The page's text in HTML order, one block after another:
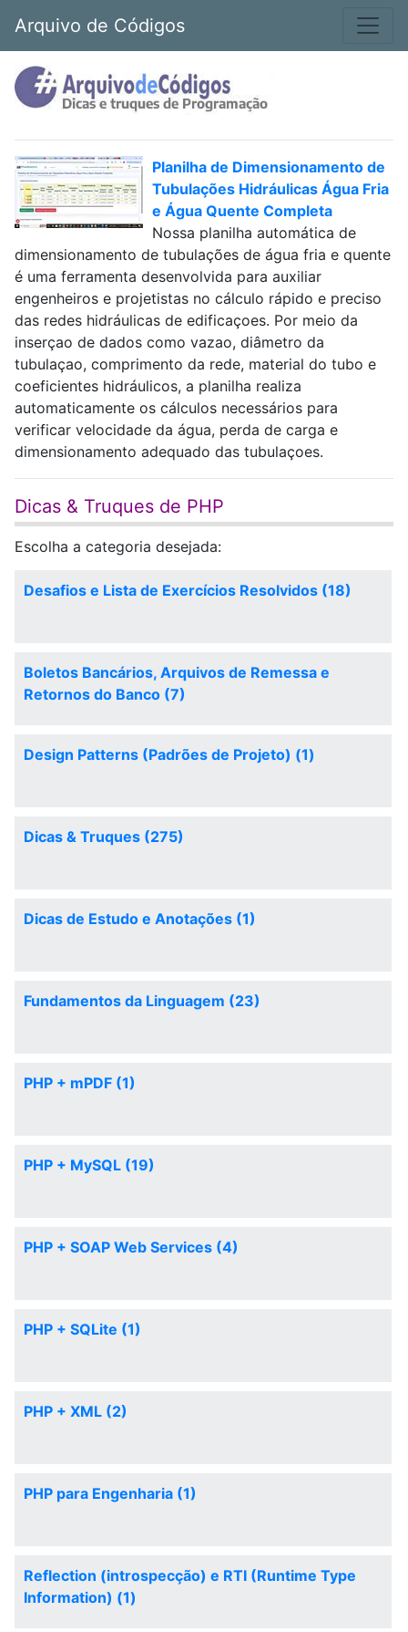
Arquivo de Códigos
Planilha de Dimensionamento de
Tubulações Hidráulicas Água Fria
e Água Quente Completa
Nossa planilha automática de
dimensionamento de tubulações de água fria e quente
é uma ferramenta desenvolvida para auxiliar
engenheiros e projetistas no cálculo rápido e preciso
das redes hidráulicas de edificaçoes. Por meio da
inserçao de dados como vazao, diâmetro da
tubulaçao, comprimento da rede, material do tubo e
coeficientes hidráulicos, a planilha realiza
automaticamente os cálculos necessários para
verificar velocidade da água, perda de carga e
dimensionamento adequado das tubulaçoes.
Dicas & Truques de PHP
Escolha a categoria desejada:
Desafios e Lista de Exercícios Resolvidos (18)
Boletos Bancários, Arquivos de Remessa e
Retornos do Banco (7)
Design Patterns (Padrões de Projeto) (1)
Dicas & Truques (275)
Dicas de Estudo e Anotações (1)
Fundamentos da Linguagem (23)
PHP + mPDF (1)
PHP + MySQL (19)
PHP + SOAP Web Services (4)
PHP + SQLite (1)
PHP + XML (2)
PHP para Engenharia (1)
Reflection (introspecção) e RTI (Runtime Type
Information) (1)